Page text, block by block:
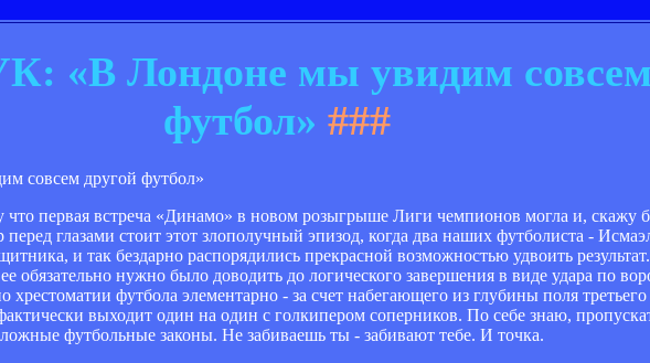
«В Лондоне мы увидим совсем
футбол» ###
первая встреча «Динамо» в новом розыгрыше Лиги чемпионов могла и, скажу
глазами стоит этот злополучный эпизод, когда два наших футболиста -
и так бездарно распорядились прекрасной возможностью удвоить
обязательно нужно было доводить до логического завершения в виде удара по
хрестоматии футбола элементарно - за счет набегающего из глубины поля
выходит один на один с голкипером соперников. По себе знаю,
футбольные законы. Не забиваешь ты - забивают тебе. И точка.